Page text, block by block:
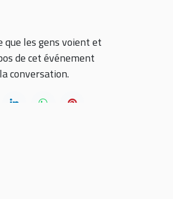
que les gens voient et
de cet événement
conversation.